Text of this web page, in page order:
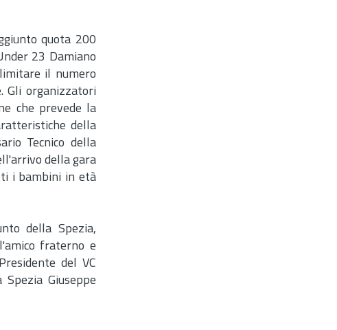
quota 200
23 Damiano
il numero
Gli organizzatori
che prevede la
della
Tecnico della
della gara
i bambini in età
della Spezia,
fraterno e
del VC
Giuseppe